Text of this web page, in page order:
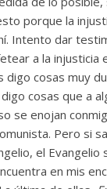
porque la
Intento dar
a la injusticia
digo cosas muy
cosas que a
se enojan
Pero si
el Evangelio
en mis